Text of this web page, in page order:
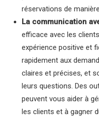
réservations de
La communication
efficace avec les
expérience positive et
rapidement aux
claires et précises, et
leurs questions. Des
peuvent vous aider à
les clients et à gagner